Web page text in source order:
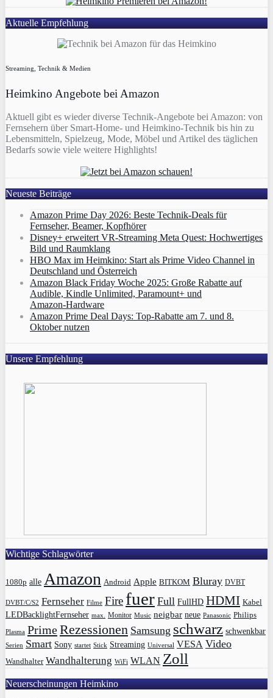
Aktuelle Empfehlung
Streaming, Technik & Medien
Heimkino Angebote bei Amazon
Aktuell gibt es wieder diverse Technik-Angebote bei Amazon: von
Fernsehern über Smart-Home- und Heimkino-Technik bis hin zu
Lebensmitteln, Spielzeug, Mode, Möbel und Artikel des täglichen
Bedarfs sowie viele weitere Highlights!
Neueste Beiträge
Amazon Prime Day 2026: Beste Technik-Deals für
Fernseher, Beamer, Kopfhörer
Disney+ erweitert VR‑Streaming Meta Quest: Hochwertiges
Bild und Raumklang
HBO Max im Heimkino: Start als Prime Video Channel in
Deutschland und Österreich
Amazon Black Friday Woche 2025: Große Rabatte auf
Audible, Kindle Unlimited, Paramount+ und
Amazon‑Hardware
Amazon Prime Deal Days: Top-Rabatte am 7. und 8.
Oktober nutzen
Unsere Empfehlung
Wichtige Schlagwörter
1080p alle Amazon Android Apple BITKOM Bluray DVBT
DVBT/C/S2 Fernseher Filme Fire fuer Full FullHD HDMI Kabel
LEDBacklightFernseher max. Monitor Music neigbar neue Panasonic Philips
Plasma PrimeRezessionen Samsung schwarz schwenkbar
Serien Smart Sony startet Stick Streaming Universal VESA Video
Wandhalter Wandhalterung WiFi WLAN Zoll
Neuerscheinungen Heimkino